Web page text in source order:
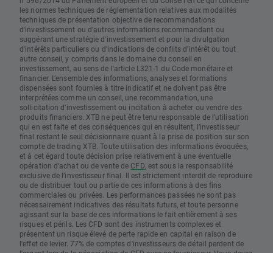
les normes techniques de réglementation relatives aux modalités
techniques de présentation objective de recommandations
d'investissement ou d'autres informations recommandant ou
suggérant une stratégie d'investissement et pour la divulgation
d'intérêts particuliers ou d'indications de conflits d'intérêt ou tout
autre conseil, y compris dans le domaine du conseil en
investissement, au sens de l'article L321-1 du Code monétaire et
financier. L’ensemble des informations, analyses et formations
dispensées sont fournies à titre indicatif et ne doivent pas être
interprétées comme un conseil, une recommandation, une
sollicitation d’investissement ou incitation à acheter ou vendre des
produits financiers. XTB ne peut être tenu responsable de l’utilisation
qui en est faite et des conséquences qui en résultent, l’investisseur
final restant le seul décisionnaire quant à la prise de position sur son
compte de trading XTB. Toute utilisation des informations évoquées,
et à cet égard toute décision prise relativement à une éventuelle
opération d’achat ou de vente de CFD, est sous la responsabilité
exclusive de l’investisseur final. Il est strictement interdit de reproduire
ou de distribuer tout ou partie de ces informations à des fins
commerciales ou privées. Les performances passées ne sont pas
nécessairement indicatives des résultats futurs, et toute personne
agissant sur la base de ces informations le fait entièrement à ses
risques et périls. Les CFD sont des instruments complexes et
présentent un risque élevé de perte rapide en capital en raison de
l'effet de levier. 77% de comptes d'investisseurs de détail perdent de